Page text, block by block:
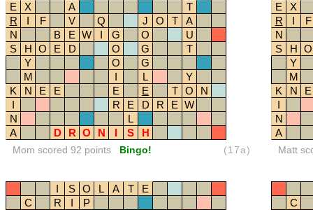
E
X A
T
R
I F V Q J O T
A
N
B E W I G O
U
S
H O E D O G
T
Y
O
G
M
I L
Y
K
N E E E E T O
N
I
R E D R E W
N
L
A
D R O N I S H
Mom scored 92 points Bingo! (17a)
E
X
R
I
F
N
S
H O
Y
M
K
N
E
I
N
A
Matt
I S O L A T
E
C
R I
P
C